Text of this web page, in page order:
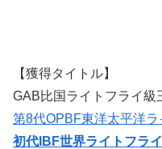
【獲得タイトル】
GAB比国ライトフライ級
第8代OPBF東洋太平洋
初代IBF世界ライトフラ